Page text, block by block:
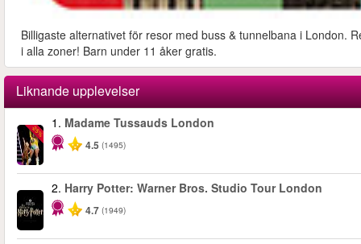
Billigaste alternativet för resor med buss & tunnelbana i London.
i alla zoner! Barn under 11 åker gratis.
Liknande upplevelser
-25%
1. Madame Tussauds London
4.5 (1495)
2. Harry Potter: Warner Bros. Studio Tour London
4.7 (1949)